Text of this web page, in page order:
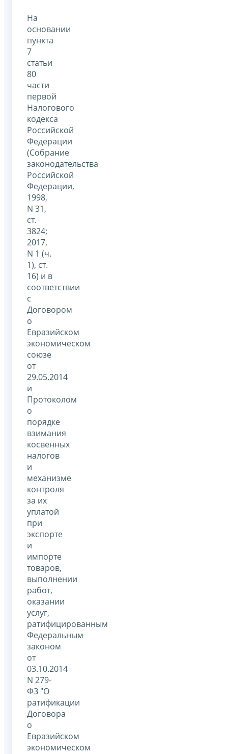
На
основании
пункта
7
статьи
80
части
первой
Налогового
кодекса
Российской
Федерации
(Собрание
законодательства
Российской
Федерации,
1998,
N 31,
ст.
3824;
2017,
N 1 (ч.
1), ст.
16) и в
соответствии
с
Договором
о
Евразийском
экономическом
союзе
от
29.05.2014
и
Протоколом
о
порядке
взимания
косвенных
налогов
и
механизме
контроля
за их
уплатой
при
экспорте
и
импорте
товаров,
выполнении
работ,
оказании
услуг,
ратифицированным
Федеральным
законом
от
03.10.2014
N 279-
ФЗ "О
ратификации
Договора
о
Евразийском
экономическом